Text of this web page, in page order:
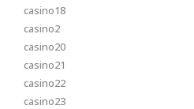
casino18
casino2
casino20
casino21
casino22
casino23